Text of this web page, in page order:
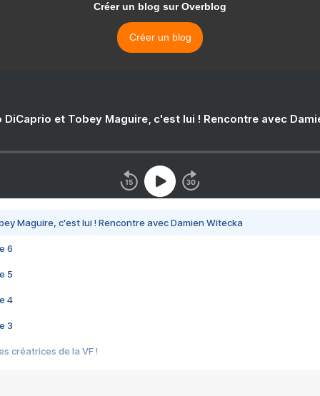
Créer un blog sur Overblog
Créer un blog
DiCaprio et Tobey Maguire, c'est lui ! Rencontre avec
Maguire, c'est lui ! Rencontre avec Damien Witecka
6
5
4
3
créatrices de la VF !